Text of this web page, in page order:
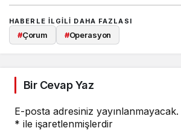
HABERLE ILGILI DAHA FAZLASI
#Çorum #Operasyon
Bir Cevap Yaz
E-posta adresiniz yayınlanmayacak.
* ile işaretlenmişlerdir